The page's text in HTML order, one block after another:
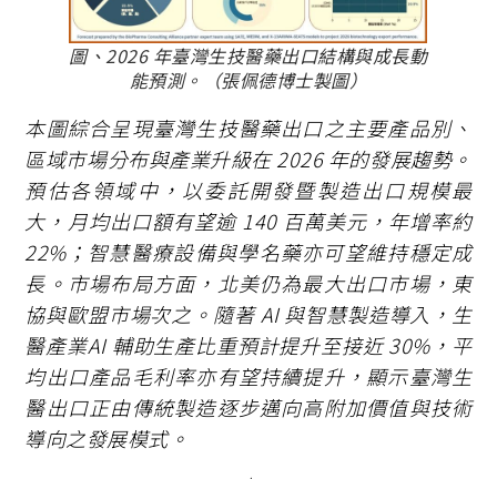
圖、2026 年臺灣生技醫藥出口結構與成長動
能預測。（張佩德博士製圖）
本圖綜合呈現臺灣生技醫藥出口之主要產品別、
區域市場分布與產業升級在 2026 年的發展趨勢。
預估各領域中，以委託開發暨製造出口規模最
大，月均出口額有望逾 140 百萬美元，年增率約
22%；智慧醫療設備與學名藥亦可望維持穩定成
長。市場布局方面，北美仍為最大出口市場，東
協與歐盟市場次之。隨著 AI 與智慧製造導入，生
醫產業AI 輔助生產比重預計提升至接近 30%，平
均出口產品毛利率亦有望持續提升，顯示臺灣生
醫出口正由傳統製造逐步邁向高附加價值與技術
導向之發展模式。